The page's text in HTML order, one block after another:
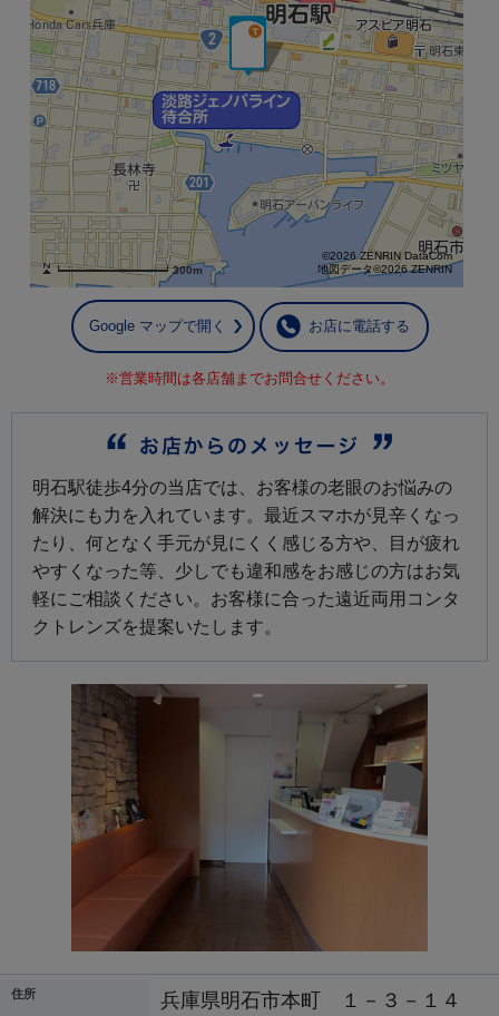
300m
©2026 ZENRIN DataCom
地図データ©2026 ZENRIN
Google マップで開く お店に電話する
※営業時間は各店舗までお問合せください。
明石駅徒歩4分の当店では、お客様の老眼のお悩みの
解決にも力を入れています。最近スマホが見辛くなっ
たり、何となく手元が見にくく感じる方や、目が疲れ
やすくなった等、少しでも違和感をお感じの方はお気
軽にご相談ください。お客様に合った遠近両用コンタ
クトレンズを提案いたします。
住所
兵庫県明石市本町 １－３－１４